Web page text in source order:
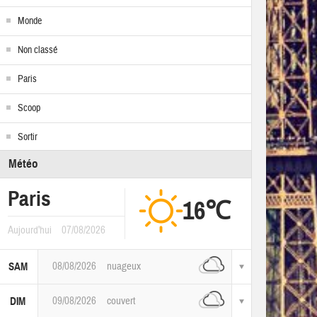
Monde
Non classé
Paris
Scoop
Sortir
Météo
Paris
Aujourd'hui 07/08/2026
16℃
SAM 08/08/2026 nuageux
DIM 09/08/2026 couvert